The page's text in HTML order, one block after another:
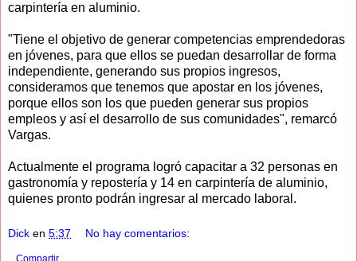
carpintería en aluminio.
"Tiene el objetivo de generar competencias emprendedoras
en jóvenes, para que ellos se puedan desarrollar de forma
independiente, generando sus propios ingresos,
consideramos que tenemos que apostar en los jóvenes,
porque ellos son los que pueden generar sus propios
empleos y así el desarrollo de sus comunidades", remarcó
Vargas.
Actualmente el programa logró capacitar a 32 personas en
gastronomía y repostería y 14 en carpintería de aluminio,
quienes pronto podrán ingresar al mercado laboral.
Dick en 5:37 No hay comentarios:
Compartir